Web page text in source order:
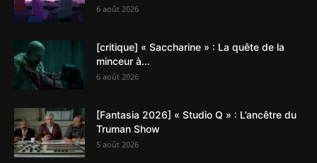
6 août 2026
[critique] « Saccharine » : La quête de la
minceur à...
6 août 2026
[Fantasia 2026] « Studio Q » : L’ancêtre du
Truman Show
5 août 2026